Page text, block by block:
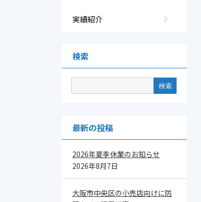
実績紹介
検索
最新の投稿
2026年夏季休業のお知らせ
2026年8月7日
大阪市中央区の小売店向けに防